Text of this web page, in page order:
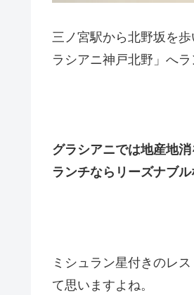
三ノ宮駅から北野坂を
ラシアニ神戸北野」へ
グラシアニでは地産地
ランチならリーズナブ
ミシュラン星付きのレ
て思いますよね。